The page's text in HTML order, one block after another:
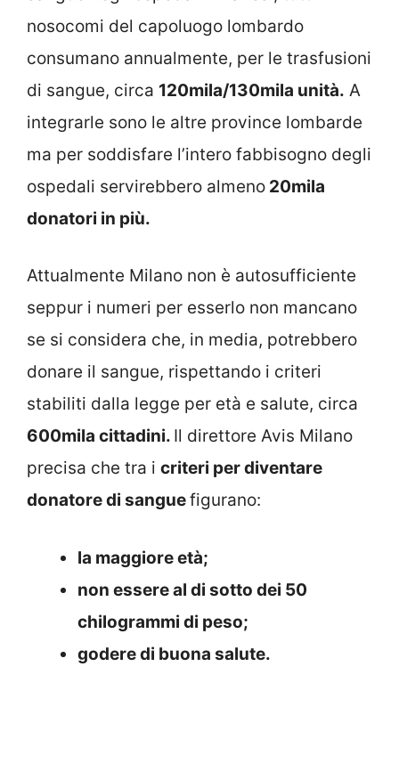
nosocomi del capoluogo lombardo
consumano annualmente, per le trasfusioni
di sangue, circa 120mila/130mila unità. A
integrarle sono le altre province lombarde
ma per soddisfare l’intero fabbisogno degli
ospedali servirebbero almeno 20mila
donatori in più.
Attualmente Milano non è autosufficiente
seppur i numeri per esserlo non mancano
se si considera che, in media, potrebbero
donare il sangue, rispettando i criteri
stabiliti dalla legge per età e salute, circa
600mila cittadini. Il direttore Avis Milano
precisa che tra i criteri per diventare
donatore di sanguefigurano:
la maggiore età;
non essere al di sotto dei 50
chilogrammi di peso;
godere di buona salute.